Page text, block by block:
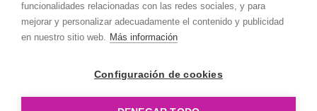
Términos y Condiciones de Uso
Seguridad y Protección a Compradores y Pago Seguro
funcionalidades relacionadas con las redes sociales, y para
mejorar y personalizar adecuadamente el contenido y publicidad
en nuestro sitio web. Más información
Configuración de cookies